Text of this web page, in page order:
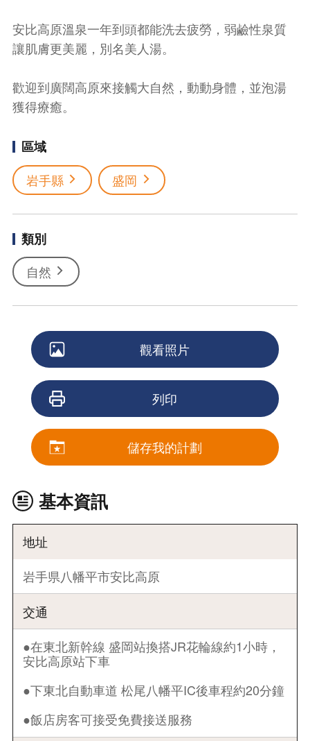
安比高原溫泉一年到頭都能洗去疲勞，弱鹼性泉質
讓肌膚更美麗，別名美人湯。
歡迎到廣闊高原來接觸大自然，動動身體，並泡湯
獲得療癒。
區域
岩手縣
盛岡
類別
自然
觀看照片
列印
儲存我的計劃
基本資訊
地址
岩手県八幡平市安比高原
交通
●在東北新幹線 盛岡站換搭JR花輪線約1小時，
安比高原站下車
●下東北自動車道 松尾八幡平IC後車程約20分鐘
●飯店房客可接受免費接送服務